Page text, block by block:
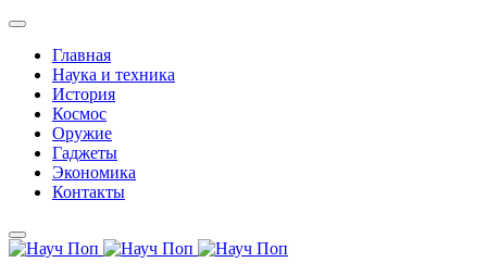
Главная
Наука и техника
История
Космос
Оружие
Гаджеты
Экономика
Контакты